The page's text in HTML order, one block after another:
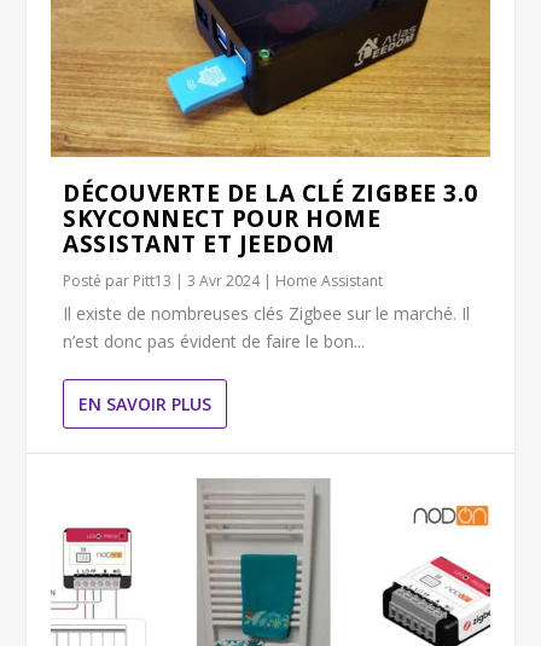
DÉCOUVERTE DE LA CLÉ ZIGBEE 3.0
SKYCONNECT POUR HOME
ASSISTANT ET JEEDOM
Posté par Pitt13 |3 Avr 2024| Home Assistant
Il existe de nombreuses clés Zigbee sur le marché. Il
n’est donc pas évident de faire le bon...
EN SAVOIR PLUS